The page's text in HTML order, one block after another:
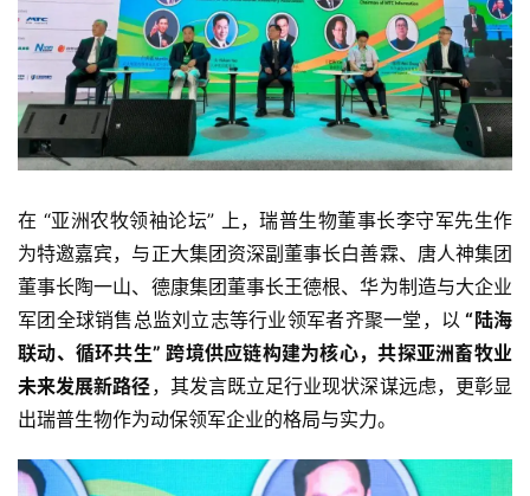
在 “亚洲农牧领袖论坛” 上，瑞普生物董事长李守军先生作
为特邀嘉宾，与正大集团资深副董事长白善霖、唐人神集团
董事长陶一山、德康集团董事长王德根、华为制造与大企业
军团全球销售总监刘立志等行业领军者齐聚一堂，以 “陆海
联动、循环共生” 跨境供应链构建为核心，共探亚洲畜牧业
未来发展新路径，其发言既立足行业现状深谋远虑，更彰显
出瑞普生物作为动保领军企业的格局与实力。